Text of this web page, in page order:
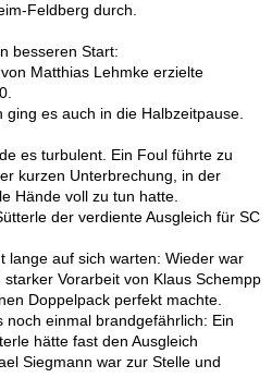
Feldberg durch.
besseren Start:
Matthias Lehmke erzielte
es auch in die Halbzeitpause.
es turbulent. Ein Foul führte zu
kurzen Unterbrechung, in der
Hände voll zu tun hatte.
der verdiente Ausgleich für SC
lange auf sich warten: Wieder war
Vorarbeit von Klaus Schempp
Doppelpack perfekt machte.
noch einmal brandgefährlich: Ein
hätte fast den Ausgleich
Siegmann war zur Stelle und